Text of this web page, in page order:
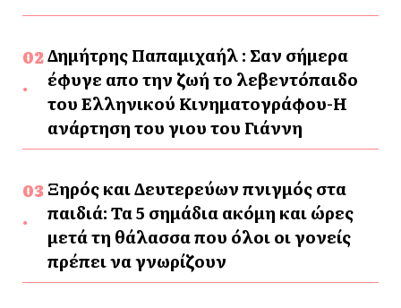
Δημήτρης Παπαμιχαήλ : Σαν σήμερα
έφυγε απο την ζωή το λεβεντόπαιδο
του Ελληνικού Κινηματογράφου-Η
ανάρτηση του γιου του Γιάννη
Ξηρός και Δευτερεύων πνιγμός στα
παιδιά: Τα 5 σημάδια ακόμη και ώρες
μετά τη θάλασσα που όλοι οι γονείς
πρέπει να γνωρίζουν